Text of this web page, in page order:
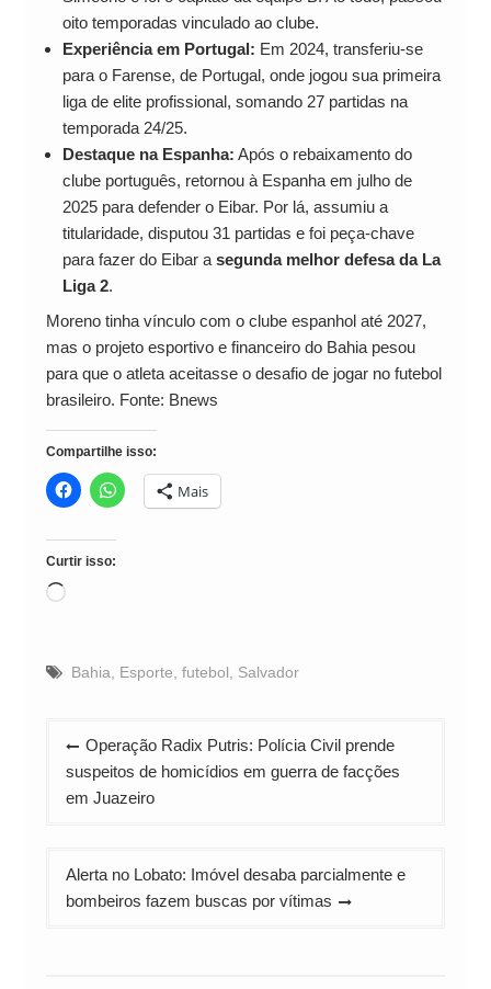
oito temporadas vinculado ao clube.
Experiência em Portugal: Em 2024, transferiu-se
para o Farense, de Portugal, onde jogou sua primeira
liga de elite profissional, somando 27 partidas na
temporada 24/25.
Destaque na Espanha: Após o rebaixamento do
clube português, retornou à Espanha em julho de
2025 para defender o Eibar. Por lá, assumiu a
titularidade, disputou 31 partidas e foi peça-chave
para fazer do Eibar a segunda melhor defesa da La
Liga 2.
Moreno tinha vínculo com o clube espanhol até 2027,
mas o projeto esportivo e financeiro do Bahia pesou
para que o atleta aceitasse o desafio de jogar no futebol
brasileiro. Fonte: Bnews
Compartilhe isso:
Mais
Curtir isso:
Carregando...
Bahia Esporte futebol Salvador
Navegação
de
Post
Operação Radix Putris: Polícia Civil prende
suspeitos de homicídios em guerra de facções
em Juazeiro
Alerta no Lobato: Imóvel desaba parcialmente e
bombeiros fazem buscas por vítimas